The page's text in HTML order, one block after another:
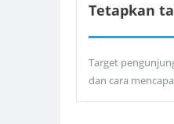
Tetapkan
Target
dan cara